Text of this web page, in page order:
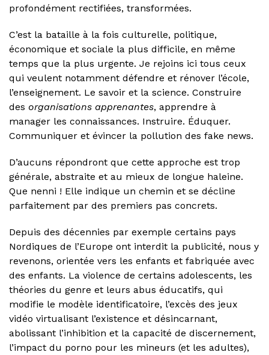
profondément rectifiées, transformées.
C’est la bataille à la fois culturelle, politique,
économique et sociale la plus difficile, en même
temps que la plus urgente. Je rejoins ici tous ceux
qui veulent notamment défendre et rénover l’école,
l’enseignement. Le savoir et la science. Construire
des organisations apprenantes, apprendre à
manager les connaissances. Instruire. Éduquer.
Communiquer et évincer la pollution des fake news.
D’aucuns répondront que cette approche est trop
générale, abstraite et au mieux de longue haleine.
Que nenni ! Elle indique un chemin et se décline
parfaitement par des premiers pas concrets.
Depuis des décennies par exemple certains pays
Nordiques de l’Europe ont interdit la publicité, nous y
revenons, orientée vers les enfants et fabriquée avec
des enfants. La violence de certains adolescents, les
théories du genre et leurs abus éducatifs, qui
modifie le modèle identificatoire, l’excès des jeux
vidéo virtualisant l’existence et désincarnant,
abolissant l’inhibition et la capacité de discernement,
l’impact du porno pour les mineurs (et les adultes),